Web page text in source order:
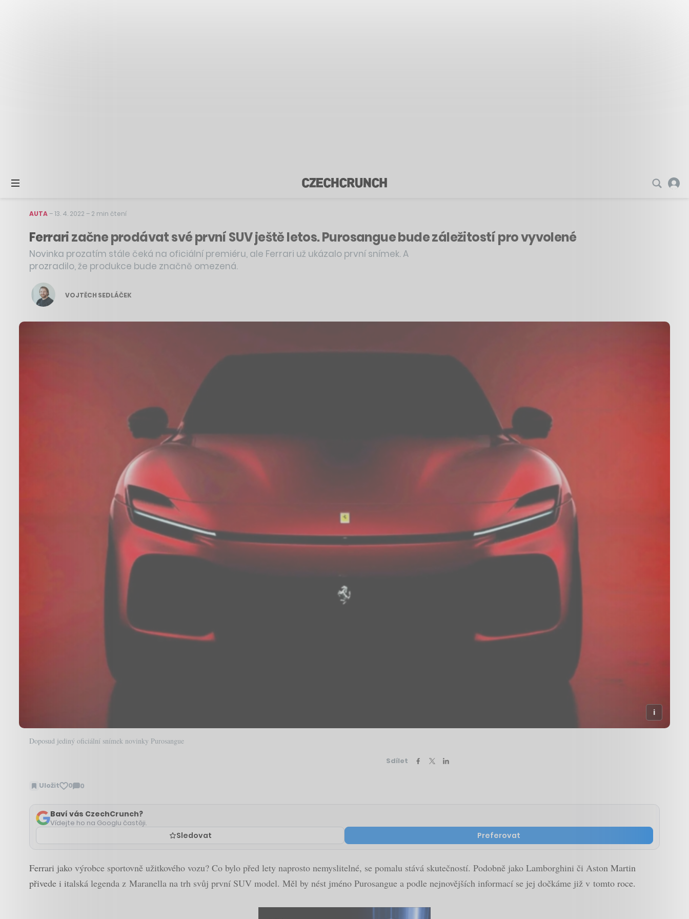
AUTA–13. 4. 2022 – 2 min čtení
Ferrari začne prodávat své první SUV ještě letos. Purosangue bude záležitostí pro vyvolené
Novinka prozatím stále čeká na oficiální premiéru, ale Ferrari už ukázalo první snímek. A
prozradilo, že produkce bude značně omezená.
VOJTĚCH SEDLÁČEK
Doposud jediný oficiální snímek novinky Purosangue
Sdílet
Uložit 0 0
Zobrazit
Baví vás CzechCrunch?
Vídejte ho na Googlu častěji.
Sledovat Preferovat
Ferrari jako výrobce sportovně užitkového vozu? Co bylo před lety naprosto nemyslitelné, se pomalu stává skutečností. Podobně jako Lamborghini či Aston Martin
přivede i italská legenda z Maranella na trh svůj první SUV model. Měl by nést jméno Purosangue a podle nejnovějších informací se jej dočkáme již v tomto roce.